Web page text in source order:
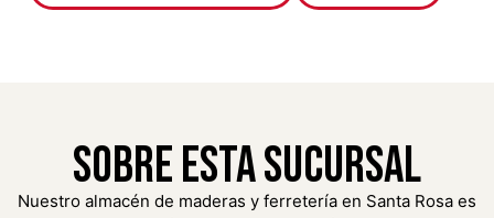
Sobre Esta Sucursal
Nuestro almacén de maderas y ferretería en Santa Rosa es